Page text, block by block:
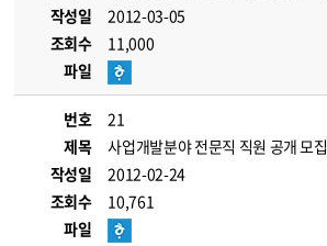
작성일
2012-03-05
조회수
11,000
파일
번호
21
제목
사업개발분야 전문직 직원 공개 모집
작성일
2012-02-24
조회수
10,761
파일